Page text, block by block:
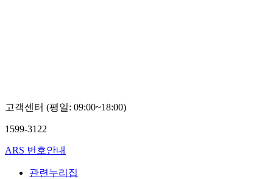
고객센터 (평일: 09:00~18:00)
1599-3122
ARS 번호안내
관련누리집